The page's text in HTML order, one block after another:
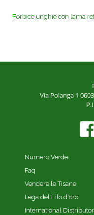
Forbice unghie con lama
Via Polanga 1
Numero Verde
Faq
Vendere le Tisane
Lega del Filo d'oro
International